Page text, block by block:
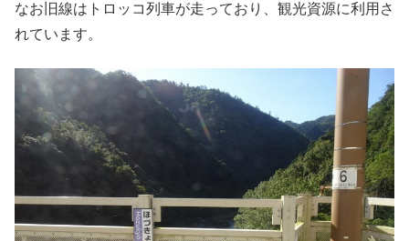
なお旧線はトロッコ列車が走っており、観光資源に利用さ
れています。